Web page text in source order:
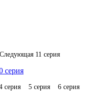
Следующая 11 серия
серия
серия 5 серия 6 серия